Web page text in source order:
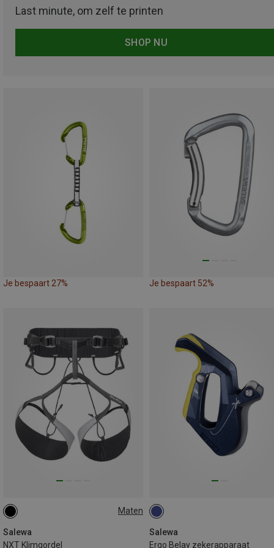
Last minute, om zelf te printen
SHOP NU
Je bespaart 27% Je bespaart 52%
Maten
Salewa
NXT Klimgordel
M | 79-88CM
XL | 95-105CM
Salewa
Ergo Belay zekerapparaat